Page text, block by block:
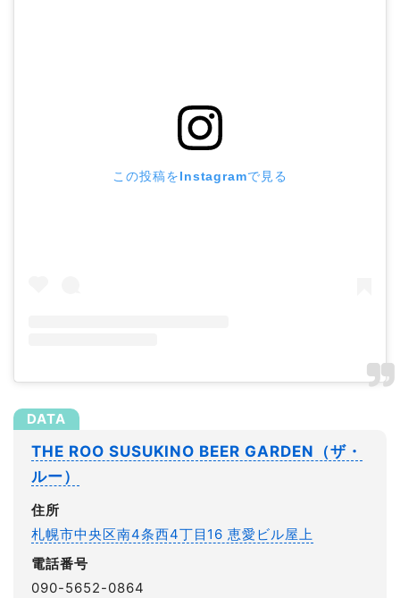
この投稿をInstagramで見る
THE ROO SUSUKINO BEER GARDEN（ザ・
ルー）
住所
札幌市中央区南4条西4丁目16 恵愛ビル屋上
電話番号
090-5652-0864